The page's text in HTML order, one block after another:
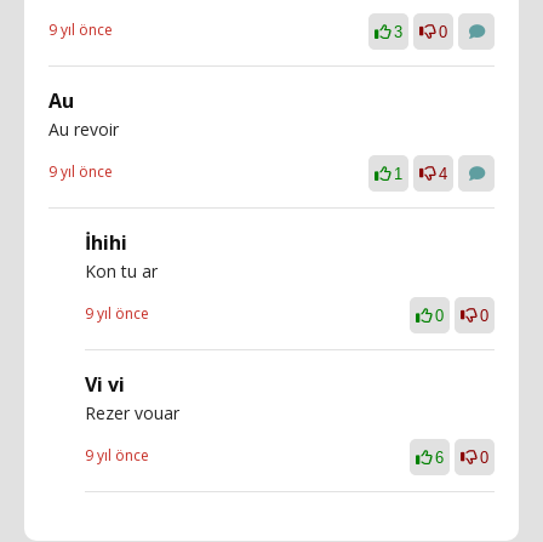
9 yıl önce 3 0
Au
Au revoir
9 yıl önce 1 4
İhihi
Kon tu ar
9 yıl önce 0 0
Vi vi
Rezer vouar
9 yıl önce 6 0